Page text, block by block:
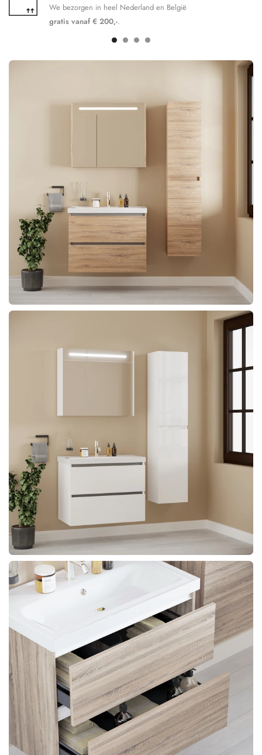
We bezorgen in heel Nederland en België
gratis vanaf € 200,-.